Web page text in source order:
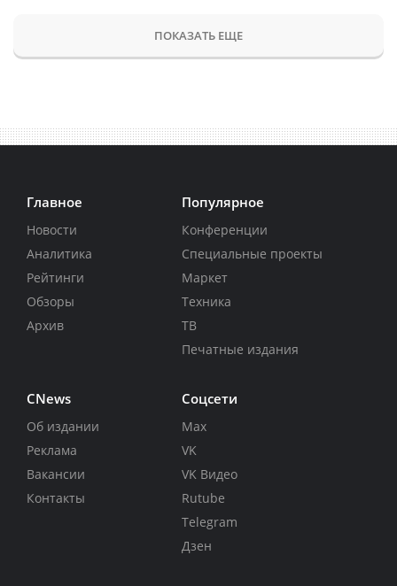
ПОКАЗАТЬ ЕЩЕ
Главное
Новости
Аналитика
Рейтинги
Обзоры
Архив
Популярное
Конференции
Специальные проекты
Маркет
Техника
ТВ
Печатные издания
CNews
Об издании
Реклама
Вакансии
Контакты
Соцсети
Max
VK
VK Видео
Rutube
Telegram
Дзен